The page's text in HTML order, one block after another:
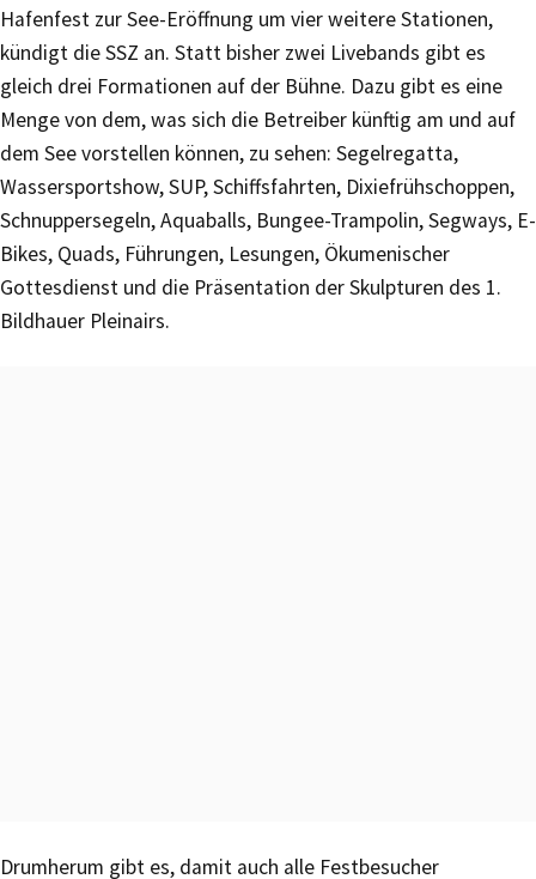
Hafenfest zur See-Eröffnung um vier weitere Stationen,
kündigt die SSZ an. Statt bisher zwei Livebands gibt es
gleich drei Formationen auf der Bühne. Dazu gibt es eine
Menge von dem, was sich die Betreiber künftig am und auf
dem See vorstellen können, zu sehen: Segelregatta,
Wassersportshow, SUP, Schiffsfahrten, Dixiefrühschoppen,
Schnuppersegeln, Aquaballs, Bungee-Trampolin, Segways, E-
Bikes, Quads, Führungen, Lesungen, Ökumenischer
Gottesdienst und die Präsentation der Skulpturen des 1.
Bildhauer Pleinairs.
Drumherum gibt es, damit auch alle Festbesucher